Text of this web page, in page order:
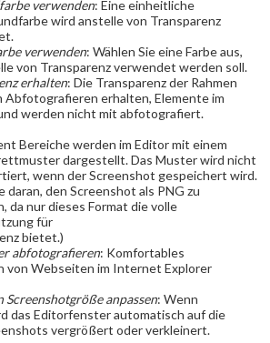
verwenden: Eine einheitliche
wird anstelle von Transparenz
verwenden: Wählen Sie eine Farbe aus,
von Transparenz verwendet werden soll.
erhalten: Die Transparenz der Rahmen
Abfotografieren erhalten, Elemente im
werden nicht mit abfotografiert.
Bereiche werden im Editor mit einem
dargestellt. Das Muster wird nicht
wenn der Screenshot gespeichert wird.
daran, den Screenshot als PNG zu
da nur dieses Format die volle
für
bietet.)
abfotografieren: Komfortables
von Webseiten im Internet Explorer
anpassen: Wenn
das Editorfenster automatisch auf die
vergrößert oder verkleinert.